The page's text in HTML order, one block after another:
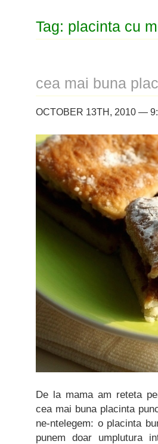
Tag: placinta cu
cea mai buna
OCTOBER 13TH, 2010 —
De la mama am reteta
cea mai buna placinta
ne-ntelegem: o placinta
punem doar umplutura